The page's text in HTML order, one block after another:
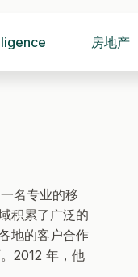
房地产
名专业的移
积累了广泛的
地的客户合作
2012 年，他